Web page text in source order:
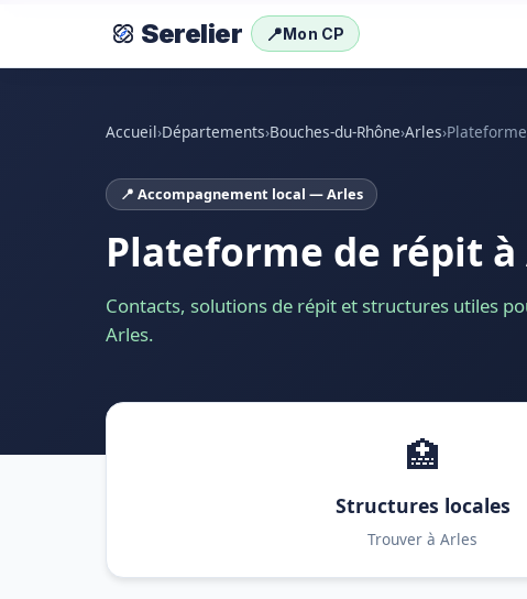
Serelier 📍Mon CP
Accueil›Départements›Bouches-du-Rhône›Arles›
📍 Accompagnement local — Arles
Plateforme de répit à
Contacts, solutions de répit et structures utiles
Arles.
🏥
Structures locales
Trouver à Arles